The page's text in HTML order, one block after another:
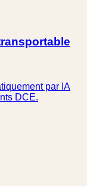
par IA
DCE.